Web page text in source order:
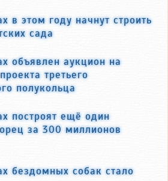
в этом году начнут строить
сада
объявлен аукцион на
третьего
полукольца
построят ещё один
за 300 миллионов
бездомных собак стало